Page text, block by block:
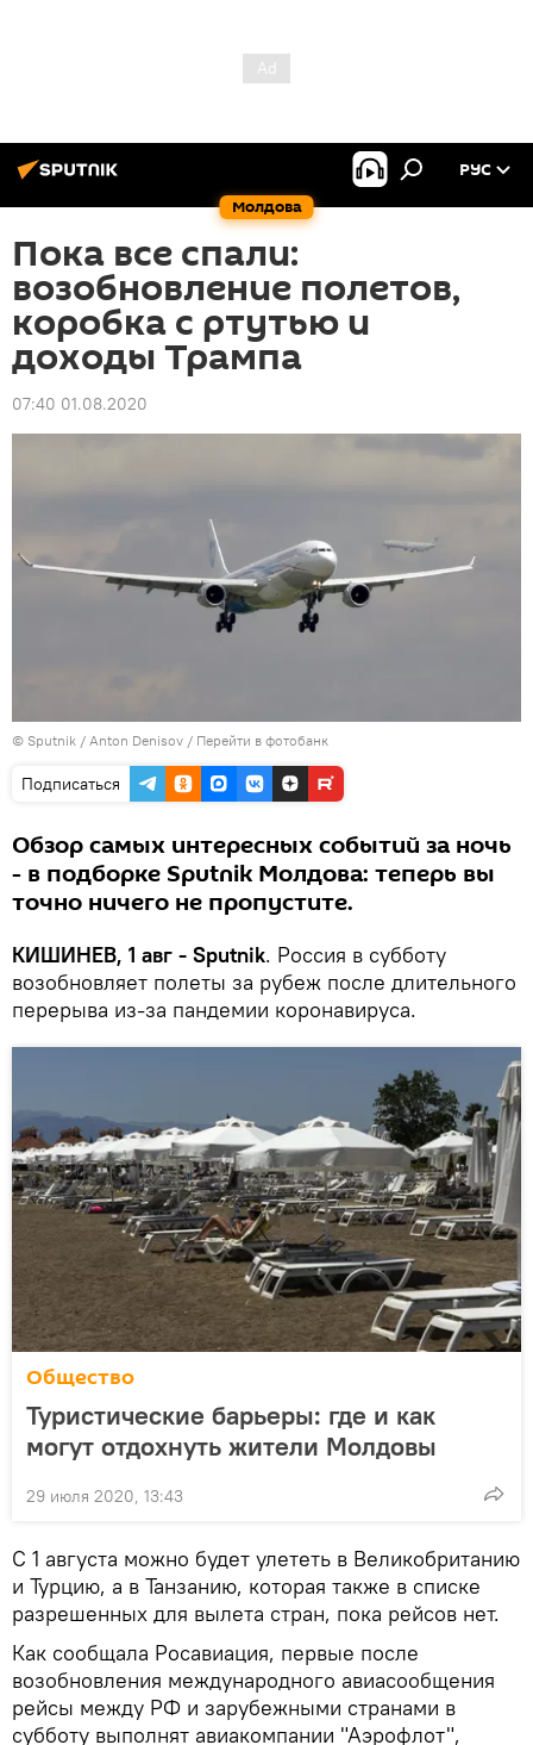
Молдова
РУС
Пока все спали:
возобновление полетов,
коробка с ртутью и
доходы Трампа
07:40 01.08.2020
© Sputnik / Anton Denisov / Перейти в фотобанк
Подписаться
Обзор самых интересных событий за ночь
- в подборке Sputnik Молдова: теперь вы
точно ничего не пропустите.
КИШИНЕВ, 1 авг - Sputnik. Россия в субботу
возобновляет полеты за рубеж после длительного
перерыва из-за пандемии коронавируса.
Общество
Туристические барьеры: где и как
могут отдохнуть жители Молдовы
29 июля 2020, 13:43
С 1 августа можно будет улететь в Великобританию
и Турцию, а в Танзанию, которая также в списке
разрешенных для вылета стран, пока рейсов нет.
Как сообщала Росавиация, первые после
возобновления международного авиасообщения
рейсы между РФ и зарубежными странами в
субботу выполнят авиакомпании "Аэрофлот",